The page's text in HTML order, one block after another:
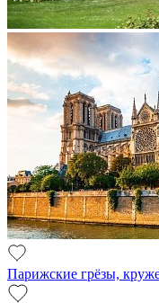
Парижские грёзы,